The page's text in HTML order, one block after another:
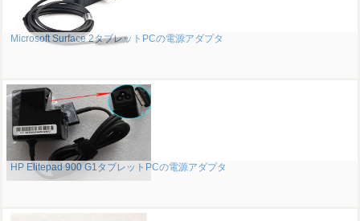
Microsoft Surface 2タブレットPCの電源アダプタ
HP Elitepad 900 G1タブレットPCの電源アダプタ